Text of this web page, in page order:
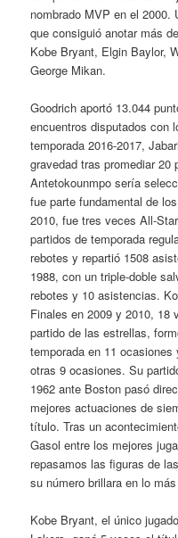
nombrado MVP en el 2000.
que consiguió anotar más
Kobe Bryant, Elgin Baylor,
George Mikan.
Goodrich aportó 13.044
encuentros disputados con
temporada 2016-2017,
gravedad tras promediar 20
Antetokounmpo sería
fue parte fundamental de
2010, fue tres veces All-
partidos de temporada
rebotes y repartió 1508
1988, con un triple-doble
rebotes y 10 asistencias.
Finales en 2009 y 2010, 18
partido de las estrellas,
temporada en 11
otras 9 ocasiones. Su
1962 ante Boston pasó
mejores actuaciones de
título. Tras un
Gasol entre los mejores
repasamos las figuras de
su número brillara en lo
Kobe Bryant, el único